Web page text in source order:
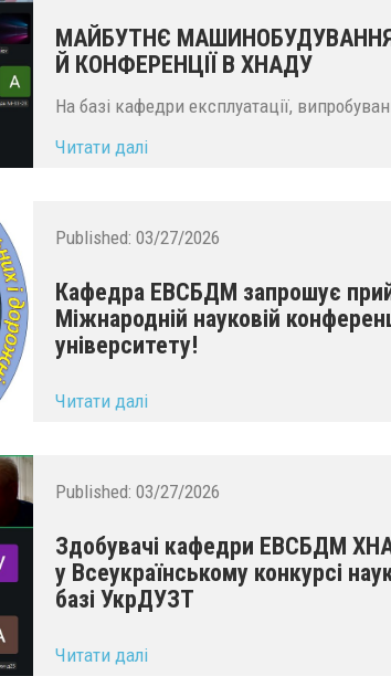
МАЙБУТНЄ
Й КОНФЕРЕНЦІЇ В ХНАДУ
На базі кафедри експлуатації,
Читати далі
Published: 03/27/2026
Кафедра ЕВСБДМ запрошує
Міжнародній науковій
університету!
Читати далі
Published: 03/27/2026
Здобувачі кафедри ЕВСБДМ
у Всеукраїнському конкурсі
базі УкрДУЗТ
Читати далі